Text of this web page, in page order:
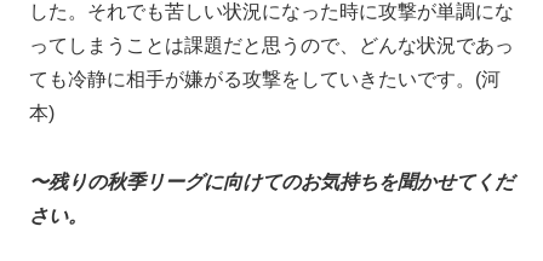
した。それでも苦しい状況になった時に攻撃が単調にな
ってしまうことは課題だと思うので、どんな状況であっ
ても冷静に相手が嫌がる攻撃をしていきたいです。(河
本)
〜残りの秋季リーグに向けてのお気持ちを聞かせてくだ
さい。